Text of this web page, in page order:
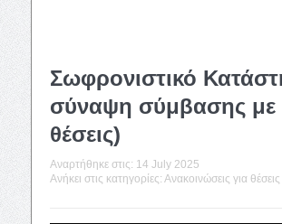
Σωφρονιστικό
σύναψη σύμβασης με
θέσεις)
Αναρτήθηκε στις: 14 July 2025
Ανήκει στις κατηγορίες: Ανακοινώσεις για